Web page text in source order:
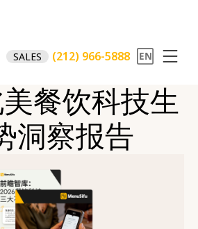
SALES (212) 966-5888
餐饮科技生
洞察报告